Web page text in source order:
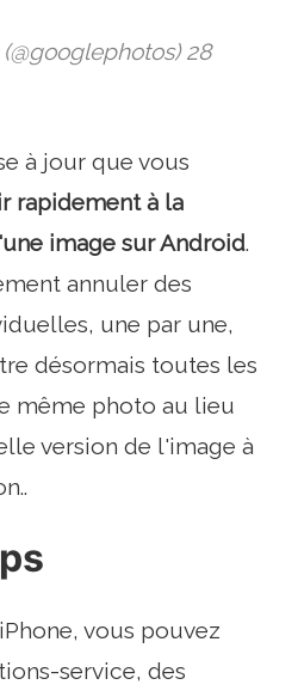
28
à jour que vous
rapidement à la
image sur Android.
annuler des
une par une,
désormais toutes les
même photo au lieu
version de l'image à
vous pouvez
service, des